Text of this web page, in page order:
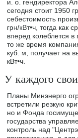
и. о. гендиректора
сегодня стоит 1950
себестоимость
грн/кВт•ч, тогда как
вперед колеблется в
то же время
куб. м, получает на
кВт•ч.
У каждого
Планы Минэнерго
встретили резкую
но и Фонда
государства
контроль над